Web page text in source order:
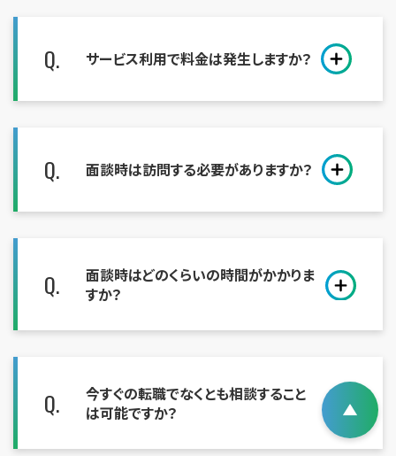
Q. サービス利用で料金は発生しますか？
Q. 面談時は訪問する必要がありますか？
Q.
面談時はどのくらいの時間がかかりま
すか？
Q.
今すぐの転職でなくとも相談すること
は可能ですか？